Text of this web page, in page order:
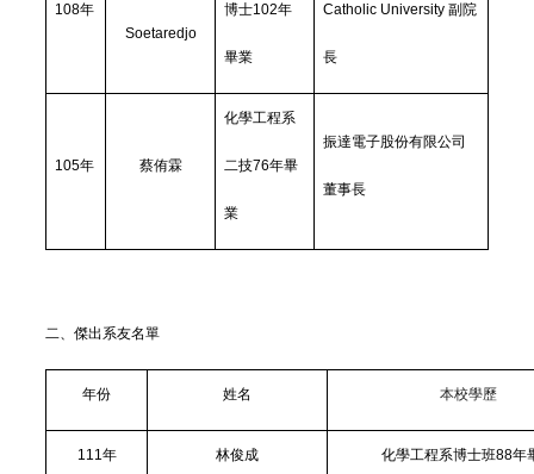
108年
Soetaredjo
博士102年
畢業
Catholic University 副院
長
105年 蔡侑霖
化學工程系
二技76年畢
業
振達電子股份有限公司
董事長
二、傑出系友名單
年份 姓名 本校學歷
111年 林俊成 化學工程系博士班88年